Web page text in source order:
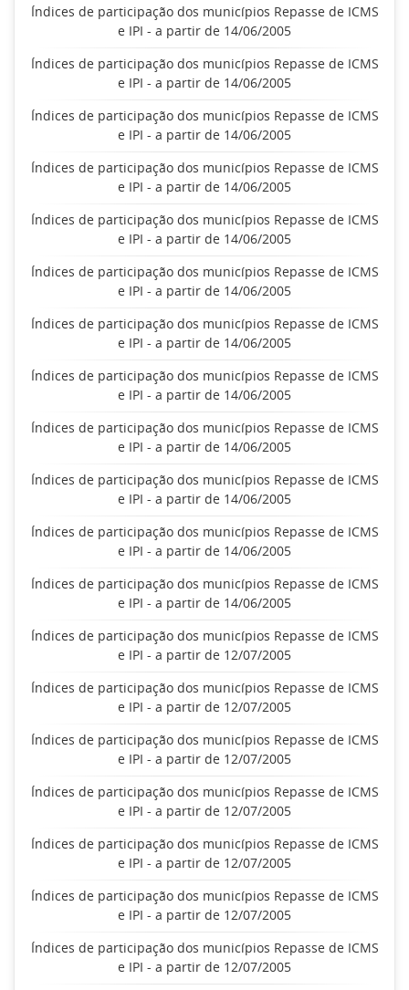
Índices de participação dos municípios Repasse de ICMS
e IPI - a partir de 14/06/2005
Índices de participação dos municípios Repasse de ICMS
e IPI - a partir de 14/06/2005
Índices de participação dos municípios Repasse de ICMS
e IPI - a partir de 14/06/2005
Índices de participação dos municípios Repasse de ICMS
e IPI - a partir de 14/06/2005
Índices de participação dos municípios Repasse de ICMS
e IPI - a partir de 14/06/2005
Índices de participação dos municípios Repasse de ICMS
e IPI - a partir de 14/06/2005
Índices de participação dos municípios Repasse de ICMS
e IPI - a partir de 14/06/2005
Índices de participação dos municípios Repasse de ICMS
e IPI - a partir de 14/06/2005
Índices de participação dos municípios Repasse de ICMS
e IPI - a partir de 14/06/2005
Índices de participação dos municípios Repasse de ICMS
e IPI - a partir de 14/06/2005
Índices de participação dos municípios Repasse de ICMS
e IPI - a partir de 14/06/2005
Índices de participação dos municípios Repasse de ICMS
e IPI - a partir de 14/06/2005
Índices de participação dos municípios Repasse de ICMS
e IPI - a partir de 12/07/2005
Índices de participação dos municípios Repasse de ICMS
e IPI - a partir de 12/07/2005
Índices de participação dos municípios Repasse de ICMS
e IPI - a partir de 12/07/2005
Índices de participação dos municípios Repasse de ICMS
e IPI - a partir de 12/07/2005
Índices de participação dos municípios Repasse de ICMS
e IPI - a partir de 12/07/2005
Índices de participação dos municípios Repasse de ICMS
e IPI - a partir de 12/07/2005
Índices de participação dos municípios Repasse de ICMS
e IPI - a partir de 12/07/2005